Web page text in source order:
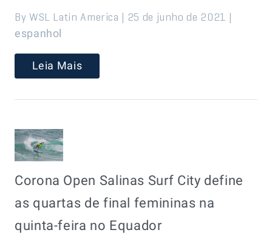
By WSL Latin America | 25 de junho de 2021 |
espanhol
Leia Mais
Corona Open Salinas Surf City define
as quartas de final femininas na
quinta-feira no Equador